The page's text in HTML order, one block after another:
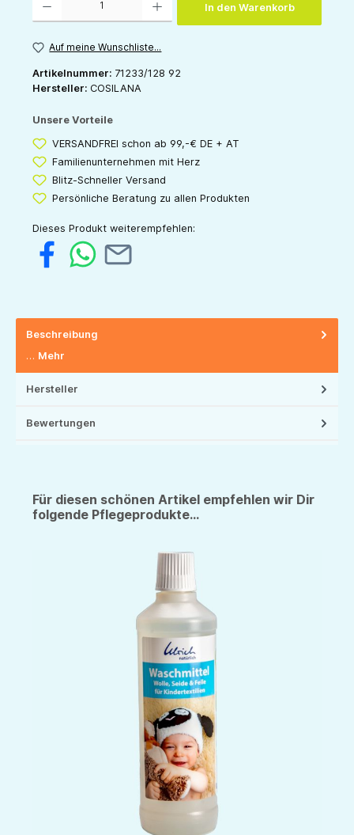
In den Warenkorb
Auf meine Wunschliste...
Artikelnummer: 71233/128 92
Hersteller: COSILANA
Unsere Vorteile
VERSANDFREI schon ab 99,-€ DE + AT
Familienunternehmen mit Herz
Blitz-Schneller Versand
Persönliche Beratung zu allen Produkten
Dieses Produkt weiterempfehlen:
Beschreibung
… Mehr
Hersteller
Bewertungen
Für diesen schönen Artikel empfehlen wir Dir
folgende Pflegeprodukte...